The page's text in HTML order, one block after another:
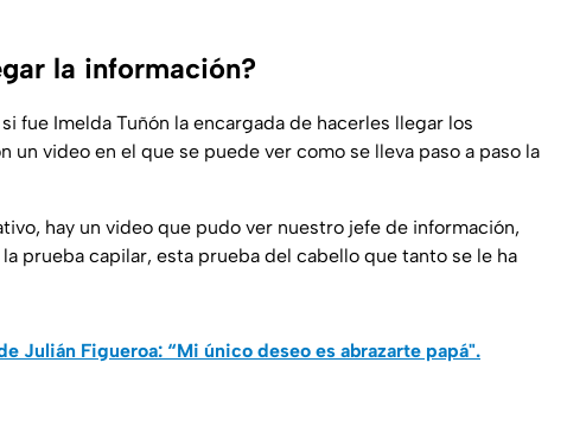
la información?
fue Imelda Tuñón la encargada de hacerles llegar los
un video en el que se puede ver como se lleva paso a paso la
hay un video que pudo ver nuestro jefe de información,
prueba capilar, esta prueba del cabello que tanto se le ha
Julián Figueroa: “Mi único deseo es abrazarte papá".